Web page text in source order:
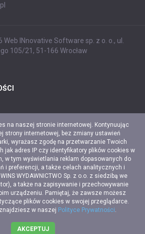
INnovative Software sp. z o. o., ul.
105/21, 51-166 Wrocław
na naszej stronie internetowej. Kontynuując
strony internetowej, bez zmiany ustawień
wyrażasz zgodę na przetwarzanie Twoich
jak adres IP czy identyfikatory plików cookies w
w tym wyświetlania reklam dopasowanych do
i preferencji, a także celach analitycznych i
WYDAWNICTWO Sp. z o.o. z siedzibą we
a także na zapisywanie i przechowywanie
urządzeniu. Pamiętaj, że zawsze możesz
plików cookies w swojej przeglądarce.
w naszej Polityce Prywatności
AKCEPTUJ